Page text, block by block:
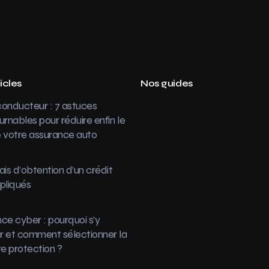
: 7 astuces
pour réduire enfin le
assurance auto
d’obtention d’un crédit
cyber : pourquoi s’y
et comment sélectionner la
protection ?
Nos guides